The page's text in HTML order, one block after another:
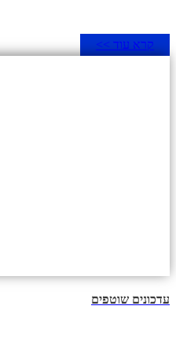
קרא עוד >>
עדכונים שוטפים